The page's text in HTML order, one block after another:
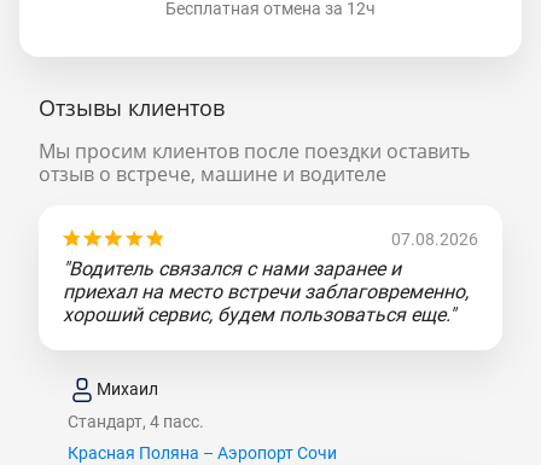
Бесплатная отмена за 12ч
Отзывы клиентов
Мы просим клиентов после поездки оставить
отзыв о встрече, машине и водителе
07.08.2026
"Водитель связался с нами заранее и
приехал на место встречи заблаговременно,
хороший сервис, будем пользоваться еще."
Михаил
Стандарт, 4 пасс.
Красная Поляна – Аэропорт Сочи